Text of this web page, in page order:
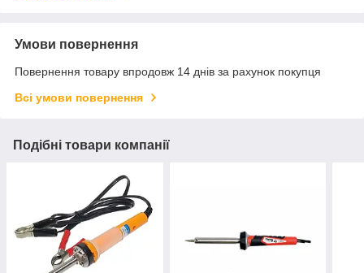
Умови повернення
Повернення товару впродовж 14 днів за рахунок покупця
Всі умови повернення
Подібні товари компанії